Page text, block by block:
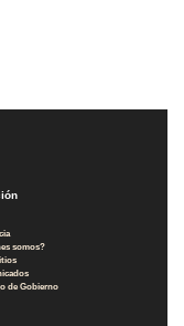
somos?
de Gobierno